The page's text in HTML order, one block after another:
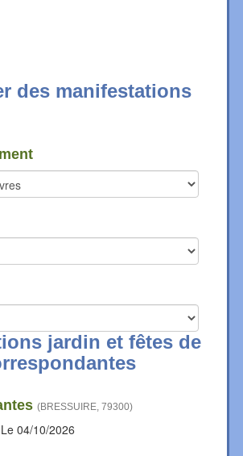
des manifestations
jardin et fêtes de
(BRESSUIRE 79300)
Le 04/10/2026